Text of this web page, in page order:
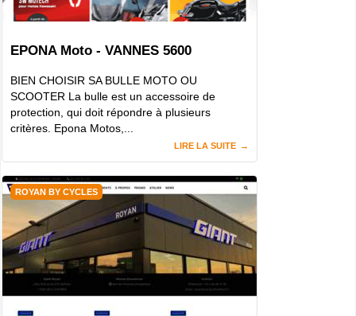
EPONA Moto - VANNES 5600
BIEN CHOISIR SA BULLE MOTO OU
SCOOTER La bulle est un accessoire de
protection, qui doit répondre à plusieurs
critères. Epona Motos,...
LIRE LA SUITE
ROYAN BY CYCLES